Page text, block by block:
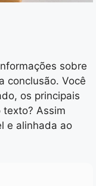
sobre
conclusão. Você
os principais
Assim
e alinhada ao